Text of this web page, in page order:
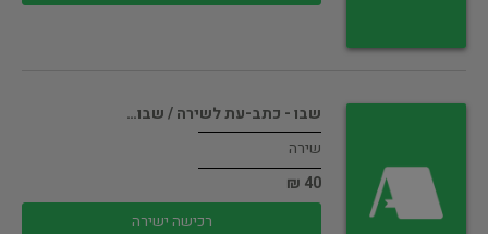
שבו - כתב-עת לשירה / שבו…
שירה
40 ₪
רכישה ישירה